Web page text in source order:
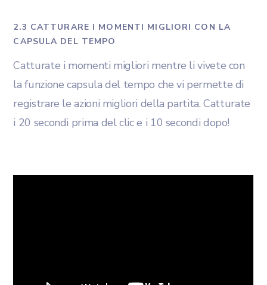
2.3 CATTURARE I MOMENTI MIGLIORI CON LA
CAPSULA DEL TEMPO
Catturate i momenti migliori mentre li vivete con
la funzione capsula del tempo che vi permette di
registrare le azioni migliori della partita. Catturate
i 20 secondi prima del clic e i 10 secondi dopo!